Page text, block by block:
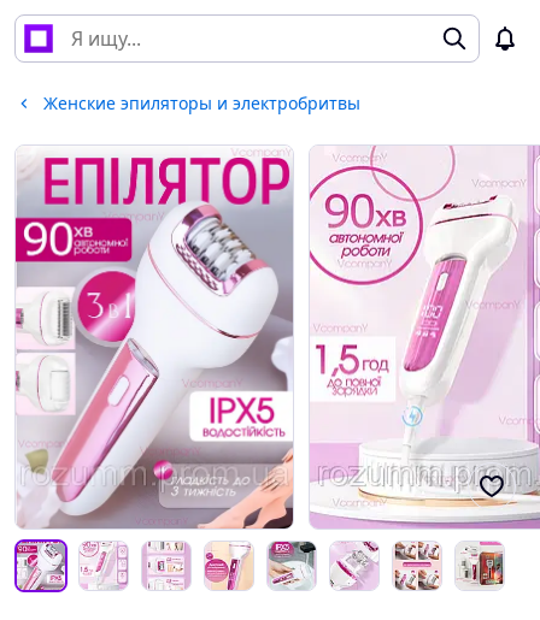
Женские эпиляторы и электробритвы